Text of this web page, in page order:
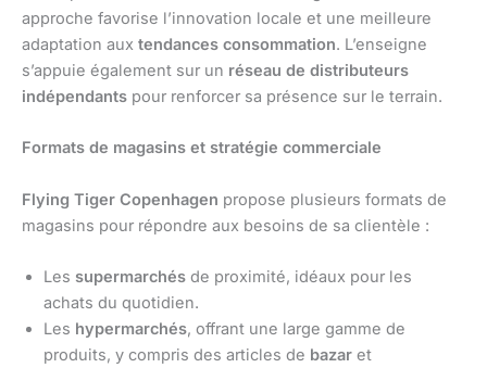
approche favorise l’innovation locale et une meilleure
adaptation aux tendances consommation. L’enseigne
s’appuie également sur un réseau de distributeurs
indépendants pour renforcer sa présence sur le terrain.
Formats de magasins et stratégie commerciale
Flying Tiger Copenhagen propose plusieurs formats de
magasins pour répondre aux besoins de sa clientèle :
Les supermarchés de proximité, idéaux pour les
achats du quotidien.
Les hypermarchés, offrant une large gamme de
produits, y compris des articles de bazar et